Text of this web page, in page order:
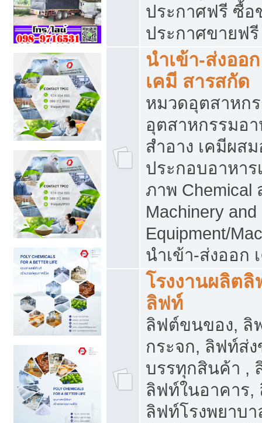
ประกาศฟรี ซื้อ
ประกาศขายฟรี
นำเข้า-ส่งออ
เคมี สารสกัด
หมวดอุตสาหก
อุตสาหกรรมอา
สำอาง เคมีผส
ประกอบอาหาร
ภาพ Chemical
Machinery
Equipment/
นำเข้า-ส่งออก
โรงงานผลิต
ลิฟท์
ลิฟต์ขนของ, ลิ
กระจก, ลิฟท์ส่
บรรทุกสินค้า ,
ลิฟท์ในอาคาร,
ลิฟท์โรงพยาบ